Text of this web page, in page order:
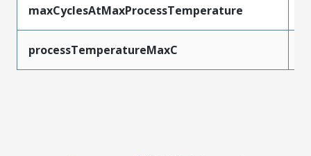
maxCyclesAtMaxProcessTemperature
processTemperatureMaxC